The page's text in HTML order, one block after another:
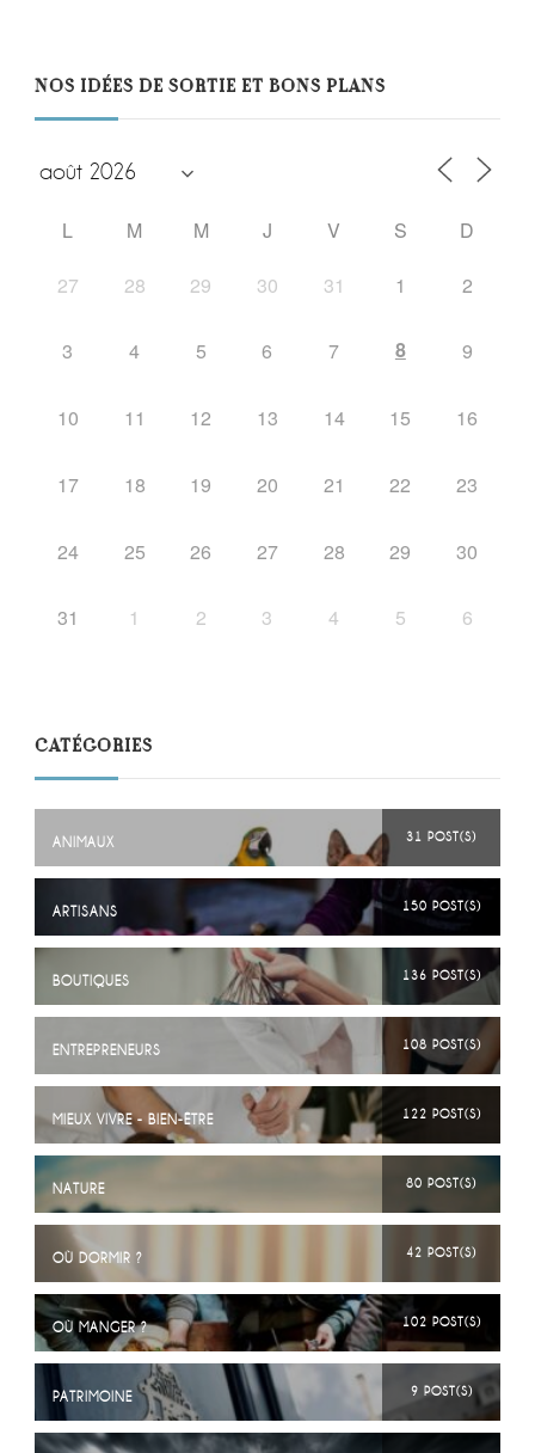
NOS IDÉES DE SORTIE ET BONS PLANS
L M M J V S
D
27
28 29 30 31 1 2
3 4 5 6 7 8 9
10 11 12 13 14 15 16
17 18 19 20 21 22 23
24 25 26 27 28 29 30
31 1 2 3 4 5 6
CATÉGORIES
ANIMAUX 31 POST(S)
ARTISANS 150 POST(S)
BOUTIQUES 136 POST(S)
ENTREPRENEURS 108 POST(S)
MIEUX VIVRE - BIEN-ÊTRE 122 POST(S)
NATURE 80 POST(S)
OÙ DORMIR ? 42 POST(S)
OÙ MANGER ? 102 POST(S)
PATRIMOINE 9 POST(S)